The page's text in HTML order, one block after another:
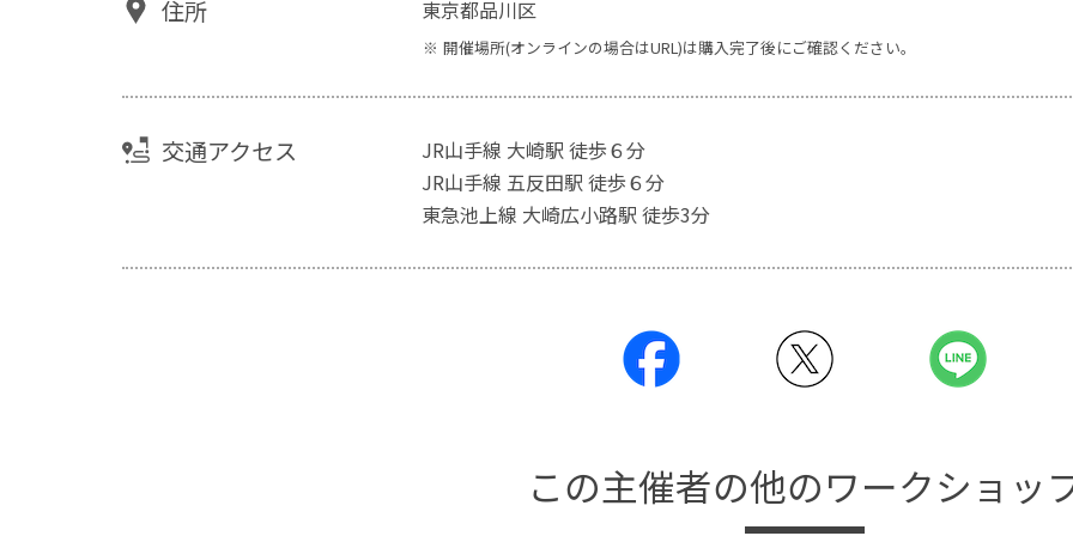
住所 東京都品川区
開催場所(オンラインの場合はURL)は購入完了後にご確認ください。
交通アクセス
JR山手線 大崎駅 徒歩６分
JR山手線 五反田駅 徒歩６分
東急池上線 大崎広小路駅 徒歩3分
この主催者の他のワークショッ